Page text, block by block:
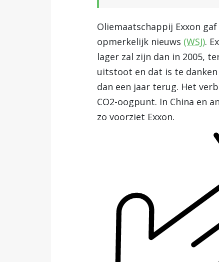
Oliemaatschappij Exxon
opmerkelijk nieuws (WSJ).
lager zal zijn dan in 2005,
uitstoot en dat is te danken
dan een jaar terug. Het
CO2-oogpunt. In China en
zo voorziet Exxon.